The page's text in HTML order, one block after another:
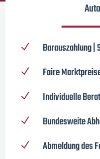
N Barauszahlung
N Faire
N Individuelle
N Bundesweite
N Abmeldung des